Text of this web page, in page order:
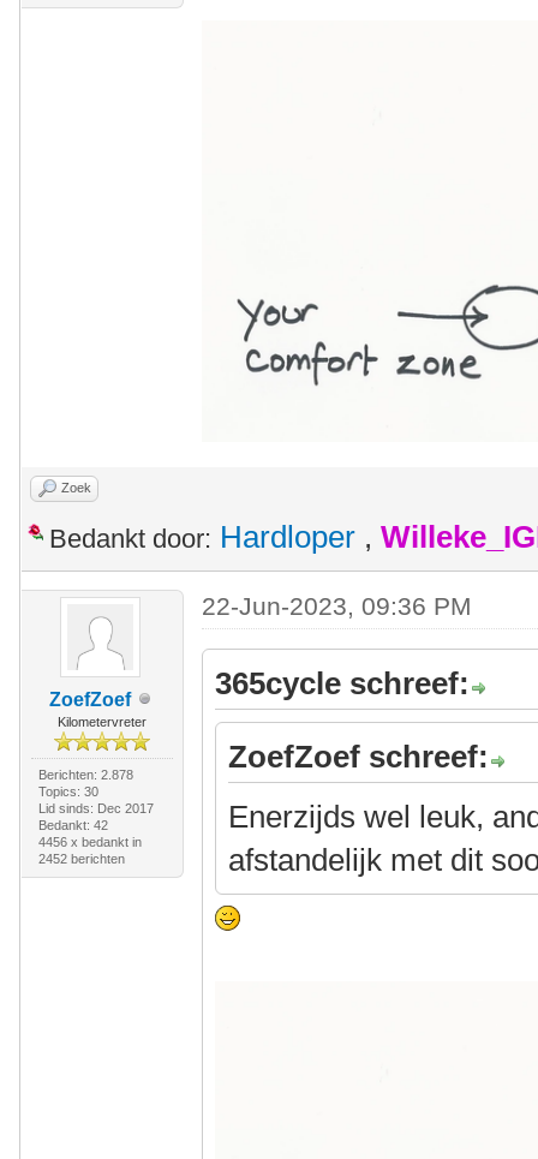
Zoek
Bedankt door: Hardloper ,
ZoefZoef
Kilometervreter
Berichten: 2.878
Topics: 30
Lid sinds: Dec 2017
Bedankt: 42
4456 x bedankt in
2452 berichten
22-Jun-2023, 09:36 PM
365cycle schreef:
ZoefZoef schreef:
Enerzijds wel leuk,
afstandelijk met dit